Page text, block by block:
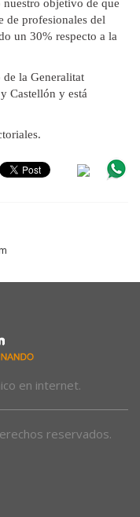
objetivo de que
de profesionales del
un 30% respecto a la
la Generalitat
Castellón y está
en internet.
reservados.